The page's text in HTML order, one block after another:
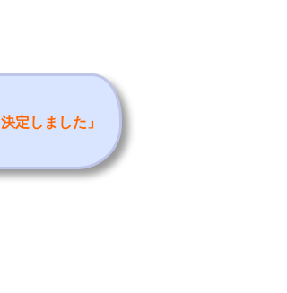
定しました 」